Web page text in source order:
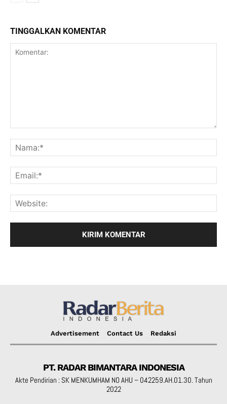
TINGGALKAN KOMENTAR
Advertisement Contact Us Redaksi
PT. RADAR BIMANTARA INDONESIA
Akte Pendirian : SK MENKUMHAM NO AHU – 042259.AH.01.30. Tahun
2022